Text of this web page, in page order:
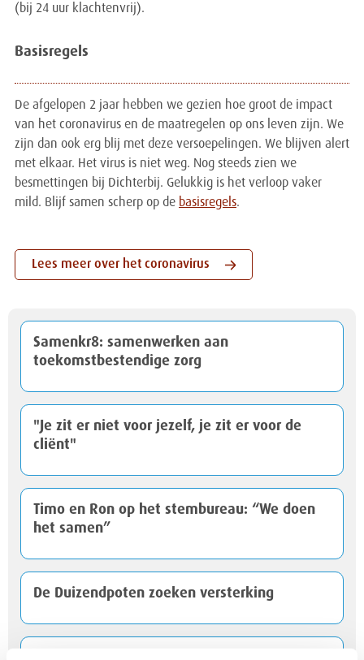
Samenkr8: samenwerken aan
toekomstbestendige zorg
"Je zit er niet voor jezelf, je zit er voor de
cliënt"
Timo en Ron op het stembureau: “We doen
het samen”
De Duizendpoten zoeken versterking
(bij 24 uur klachtenvrij).
Basisregels
De afgelopen 2 jaar hebben we gezien hoe groot de impact
van het coronavirus en de maatregelen op ons leven zijn. We
zijn dan ook erg blij met deze versoepelingen. We blijven alert
met elkaar. Het virus is niet weg. Nog steeds zien we
besmettingen bij Dichterbij. Gelukkig is het verloop vaker
mild. Blijf samen scherp op de basisregels.
Lees meer over het coronavirus